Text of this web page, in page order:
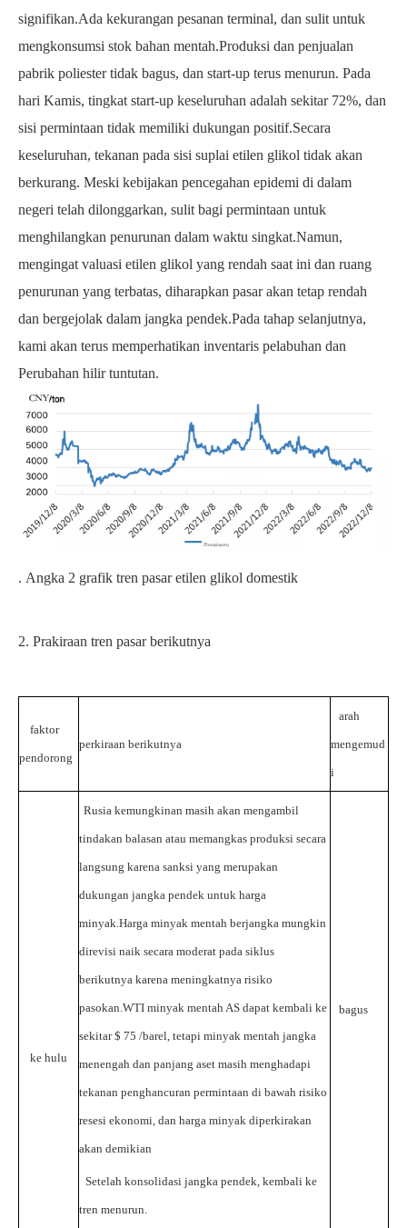
signifikan.Ada kekurangan pesanan terminal, dan sulit untuk
mengkonsumsi stok bahan mentah.Produksi dan penjualan
pabrik poliester tidak bagus, dan start-up terus menurun. Pada
hari Kamis, tingkat start-up keseluruhan adalah sekitar 72%, dan
sisi permintaan tidak memiliki dukungan positif.Secara
keseluruhan, tekanan pada sisi suplai etilen glikol tidak akan
berkurang. Meski kebijakan pencegahan epidemi di dalam
negeri telah dilonggarkan, sulit bagi permintaan untuk
menghilangkan penurunan dalam waktu singkat.Namun,
mengingat valuasi etilen glikol yang rendah saat ini dan ruang
penurunan yang terbatas, diharapkan pasar akan tetap rendah
dan bergejolak dalam jangka pendek.Pada tahap selanjutnya,
kami akan terus memperhatikan inventaris pelabuhan dan
Perubahan hilirtuntutan.
. Angka 2 grafik tren pasar etilen glikol domestik
2. Prakiraan tren pasar berikutnya
faktor
pendorong
perkiraan berikutnya
arah
mengemud
i
ke hulu
Rusia kemungkinan masih akan mengambil
tindakan balasan atau memangkas produksi secara
langsung karena sanksi yang merupakan
dukungan jangka pendek untuk harga
minyak.Harga minyak mentah berjangka mungkin
direvisi naik secara moderat pada siklus
berikutnya karena meningkatnya risiko
pasokan.WTI minyak mentah AS dapat kembali ke
sekitar $ 75 /barel, tetapi minyak mentah jangka
menengah dan panjang aset masih menghadapi
tekanan penghancuran permintaan di bawah risiko
resesi ekonomi, dan harga minyak diperkirakan
akan demikian
Setelah konsolidasi jangka pendek, kembali ke
tren menurun.
bagus